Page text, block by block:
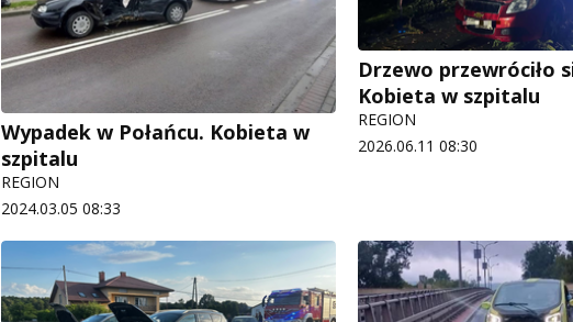
Wypadek w Połańcu. Kobieta w
szpitalu
REGION
2024.03.05 08:33
Drzewo przewróciło
Kobieta w szpitalu
REGION
2026.06.11 08:30